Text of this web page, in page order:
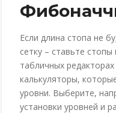
Если длина стопа не
сетку – ставьте
табличных
калькуляторы,
уровни. Выберите,
установки уровней и